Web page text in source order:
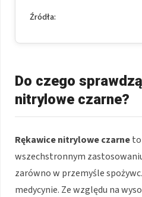
Źródła:
Do czego
nitrylowe czarne?
Rękawice nitrylowe czarne
wszechstronnym
zarówno w przemyśle
medycynie. Ze względu na